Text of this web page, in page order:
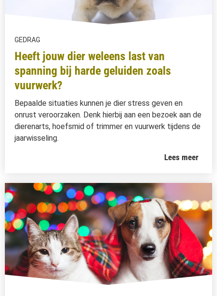
GEDRAG
Heeft jouw dier weleens last van
spanning bij harde geluiden zoals
vuurwerk?
Bepaalde situaties kunnen je dier stress geven en
onrust veroorzaken. Denk hierbij aan een bezoek aan de
dierenarts, hoefsmid of trimmer en vuurwerk tijdens de
jaarwisseling.
Lees meer